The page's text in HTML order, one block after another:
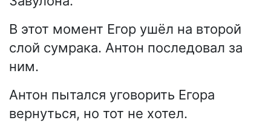
В этот момент Егор ушёл на второй
слой сумрака. Антон последовал за
ним.
Антон пытался уговорить Егора
вернуться, но тот не хотел.